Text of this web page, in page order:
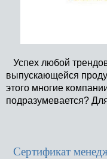
Успех любой
выпускающейся
этого многие
подразумевается?
Сертификат